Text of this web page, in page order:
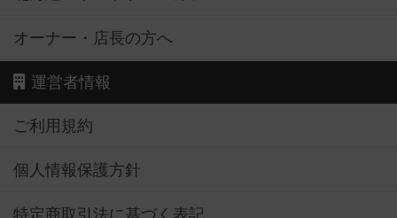
運営者情報
ご利用規約
個人情報保護方針
特定商取引法に基づく表記
お問い合わせ